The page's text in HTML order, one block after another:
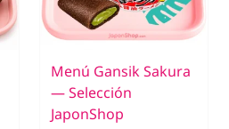
Menú Gansik Sakura
— Selección
JaponShop